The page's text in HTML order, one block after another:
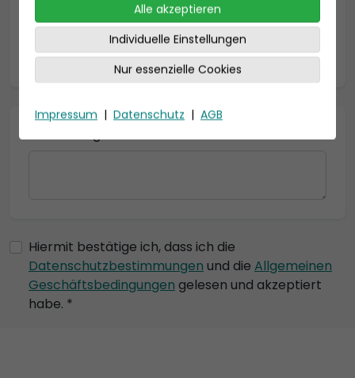
* = Pflichtfelder
Hiermit bestätige ich, dass ich die
Datenschutzbestimmungen und die Allgemeinen
Geschäftsbedingungen gelesen und akzeptiert
habe. *
Alle akzeptieren
Individuelle Einstellungen
Nur essenzielle Cookies
Impressum | Datenschutz | AGB